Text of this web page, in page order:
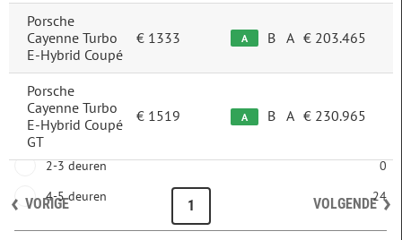
Plug-in
niet plug-in
plug-in
Aantal deuren
2-3 deuren
0
4-5 deuren
24
Porsche
Cayenne Turbo
E-Hybrid Coupé
€ 1333 A B A € 203.465
Porsche
Cayenne Turbo
E-Hybrid Coupé
GT
€ 1519 A B A € 230.965
VORIGE VOLGENDE
1